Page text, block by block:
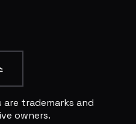
trademarks and
owners.